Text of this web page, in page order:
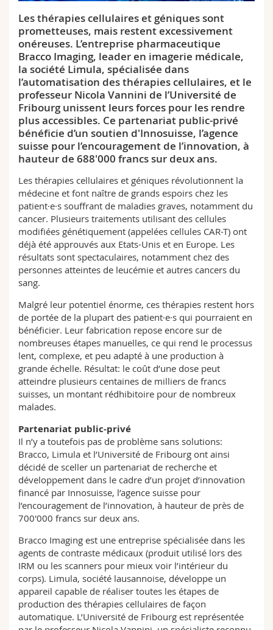
Interfacultaire
Doctorants
Programme des cours
MyUnifr
Les thérapies cellulaires et géniques sont
prometteuses, mais restent excessivement
onéreuses. L’entreprise pharmaceutique
Bracco Imaging, leader en imagerie médicale,
la société Limula, spécialisée dans
l’automatisation des thérapies cellulaires, et le
professeur Nicola Vannini de l’Université de
Fribourg unissent leurs forces pour les rendre
plus accessibles. Ce partenariat public-privé
bénéficie d’un soutien d'Innosuisse, l’agence
suisse pour l’encouragement de l’innovation, à
hauteur de 688'000 francs sur deux ans.
Les thérapies cellulaires et géniques révolutionnent la
médecine et font naître de grands espoirs chez les
patient·e·s souffrant de maladies graves, notamment du
cancer. Plusieurs traitements utilisant des cellules
modifiées génétiquement (appelées cellules CAR-T) ont
déjà été approuvés aux Etats-Unis et en Europe. Les
résultats sont spectaculaires, notamment chez des
personnes atteintes de leucémie et autres cancers du
sang.
Malgré leur potentiel énorme, ces thérapies restent hors
de portée de la plupart des patient·e·s qui pourraient en
bénéficier. Leur fabrication repose encore sur de
nombreuses étapes manuelles, ce qui rend le processus
lent, complexe, et peu adapté à une production à
grande échelle. Résultat: le coût d’une dose peut
atteindre plusieurs centaines de milliers de francs
suisses, un montant rédhibitoire pour de nombreux
malades.
Partenariat public-privé
Il n’y a toutefois pas de problème sans solutions:
Bracco, Limula et l’Université de Fribourg ont ainsi
décidé de sceller un partenariat de recherche et
développement dans le cadre d’un projet d’innovation
financé par Innosuisse, l’agence suisse pour
l’encouragement de l’innovation, à hauteur de près de
700'000 francs sur deux ans.
Bracco Imaging est une entreprise spécialisée dans les
agents de contraste médicaux (produit utilisé lors des
IRM ou les scanners pour mieux voir l’intérieur du
corps). Limula, société lausannoise, développe un
appareil capable de réaliser toutes les étapes de
production des thérapies cellulaires de façon
automatique. L’Université de Fribourg est représentée